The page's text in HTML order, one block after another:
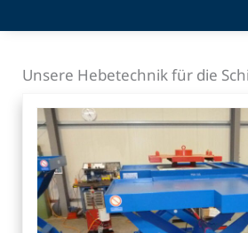
Unsere Hebetechnik für die